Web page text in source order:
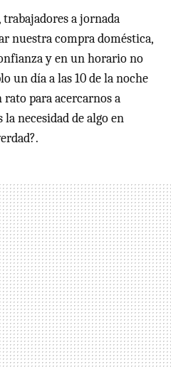
a jornada
nuestra compra doméstica,
y en un horario no
un día a las 10 de la noche
para acercarnos a
necesidad de algo en